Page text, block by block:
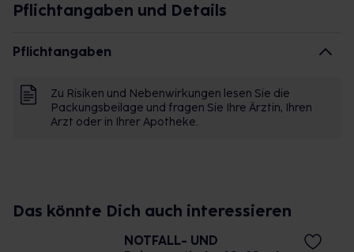
Pflichtangaben und Details
Pflichtangaben
Zu Risiken und Nebenwirkungen lesen Sie die
Packungsbeilage und fragen Sie Ihre Ärztin, Ihren
Arzt oder in Ihrer Apotheke.
Das könnte Dich auch interessieren
NOTFALL- UND